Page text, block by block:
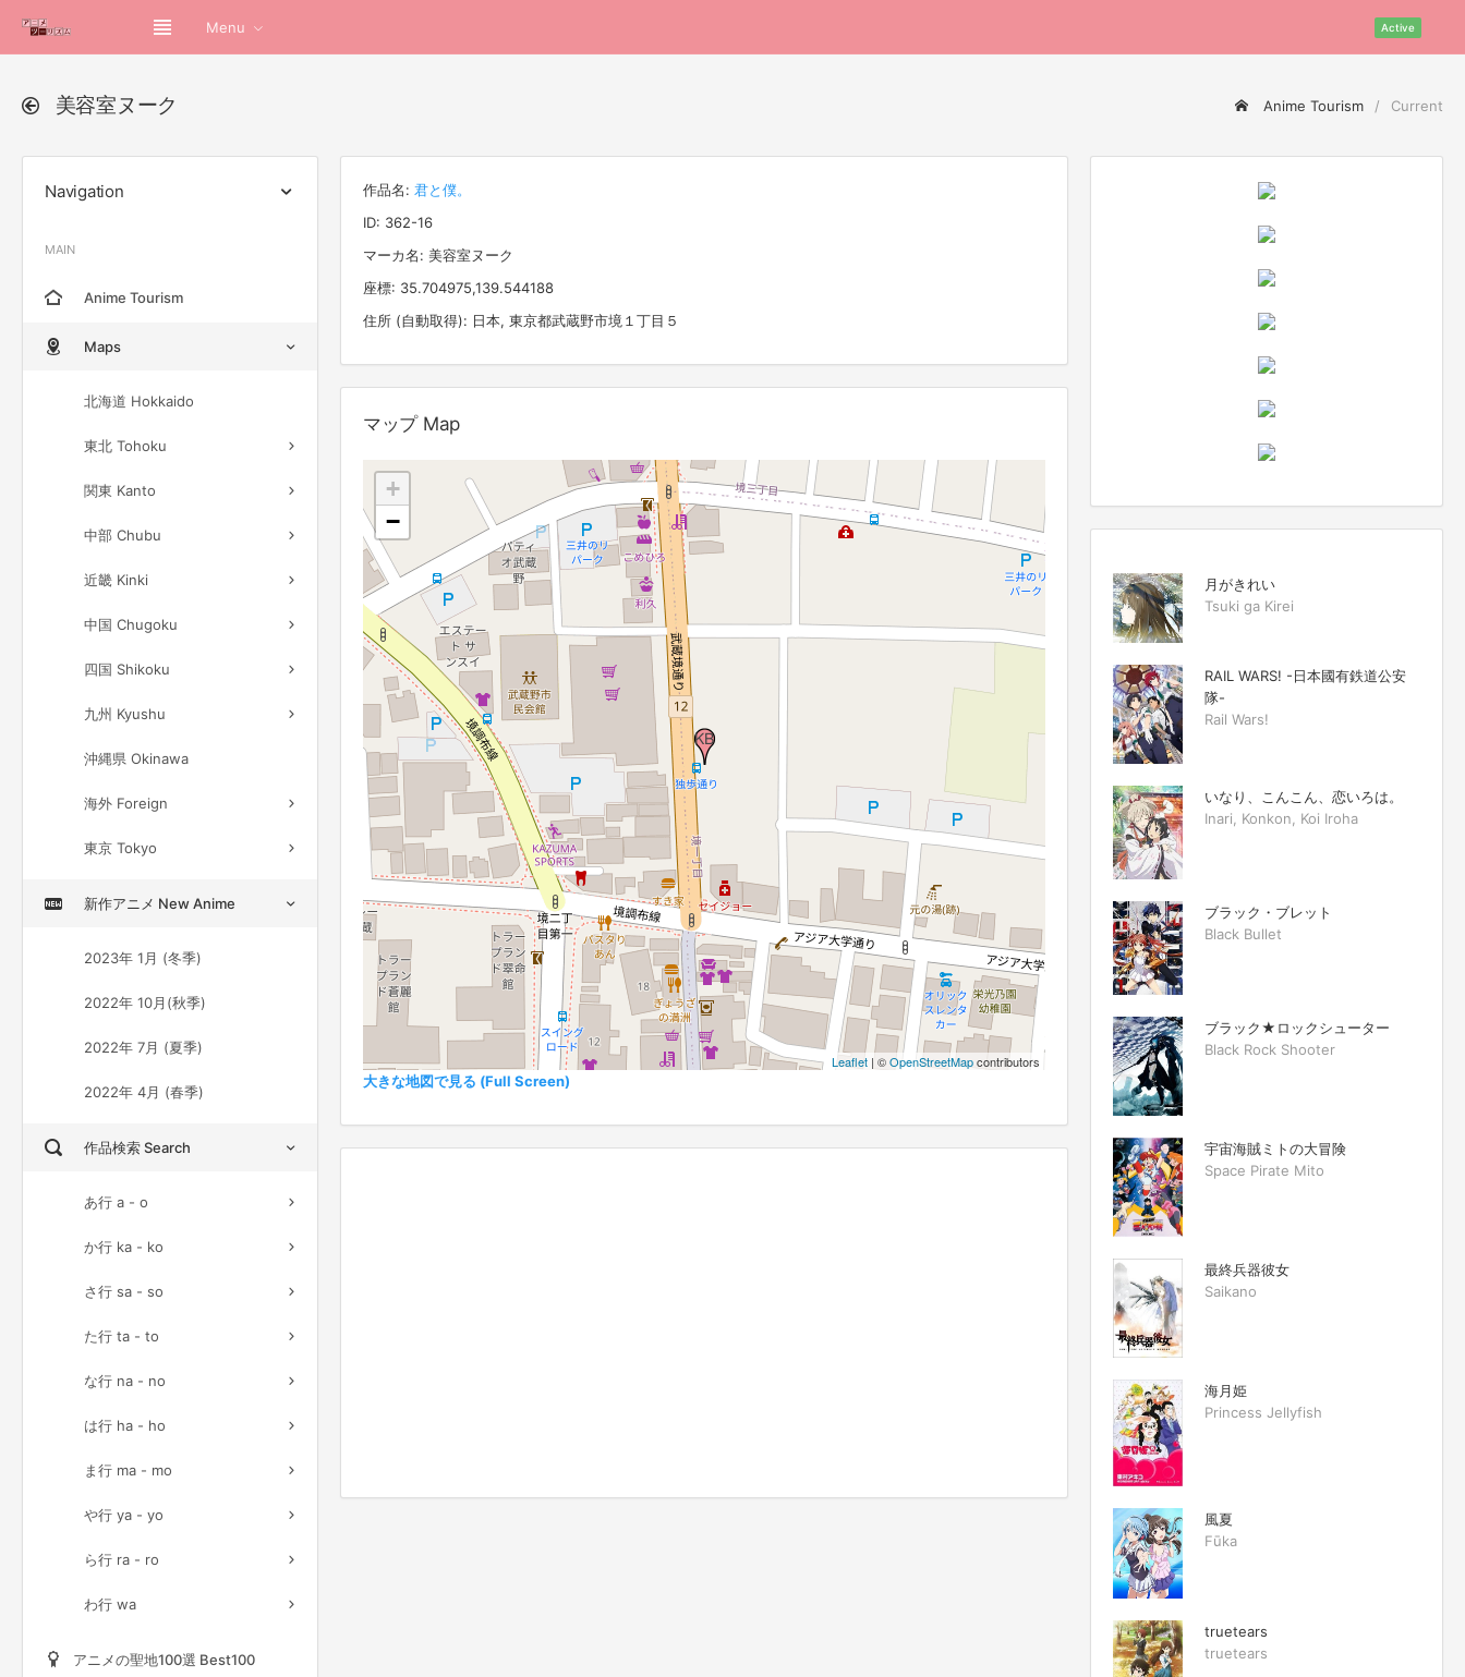
Menu Active
美容室ヌーク Anime Tourism Current
Navigation
MAIN
Anime Tourism
Maps
北海道 Hokkaido
東北 Tohoku
関東 Kanto
中部 Chubu
近畿 Kinki
中国 Chugoku
四国 Shikoku
九州 Kyushu
沖縄県 Okinawa
海外 Foreign
東京 Tokyo
新作アニメ New Anime
2023年 1月 (冬季)
2022年 10月(秋季)
2022年 7月 (夏季)
2022年 4月 (春季)
作品検索 Search
あ行 a - o
か行 ka - ko
さ行 sa - so
た行 ta - to
な行 na - no
は行 ha - ho
ま行 ma - mo
や行 ya - yo
ら行 ra - ro
わ行 wa
アニメの聖地100選 Best100
作品名: 君と僕。
ID: 362-16
マーカ名: 美容室ヌーク
座標: 35.704975,139.544188
住所 (自動取得): 日本, 東京都武蔵野市境１丁目５
マップ Map
+
−
Leaflet | ©OpenStreetMapcontributors
大きな地図で見る (Full Screen)
月がきれい
Tsuki ga Kirei
RAIL WARS! -日本國有鉄道公安
隊-
Rail Wars!
いなり、こんこん、恋いろは。
Inari, Konkon, Koi Iroha
ブラック・ブレット
Black Bullet
ブラック★ロックシューター
Black Rock Shooter
宇宙海賊ミトの大冒険
Space Pirate Mito
最終兵器彼女
Saikano
海月姫
Princess Jellyfish
風夏
Fūka
truetears
truetears